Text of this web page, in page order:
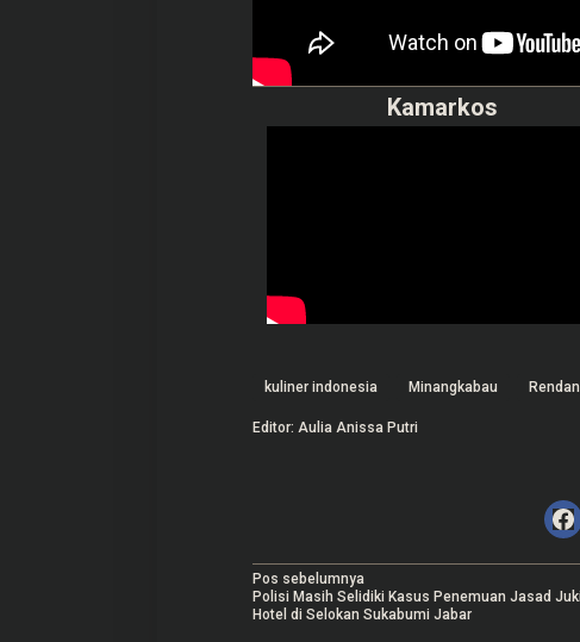
Kamarkos
kuliner indonesia Minangkabau
Editor: Aulia Anissa Putri
N
a
Pos sebelumnya
Polisi Masih Selidiki Kasus Penemuan Jasad
Hotel di Selokan Sukabumi Jabar